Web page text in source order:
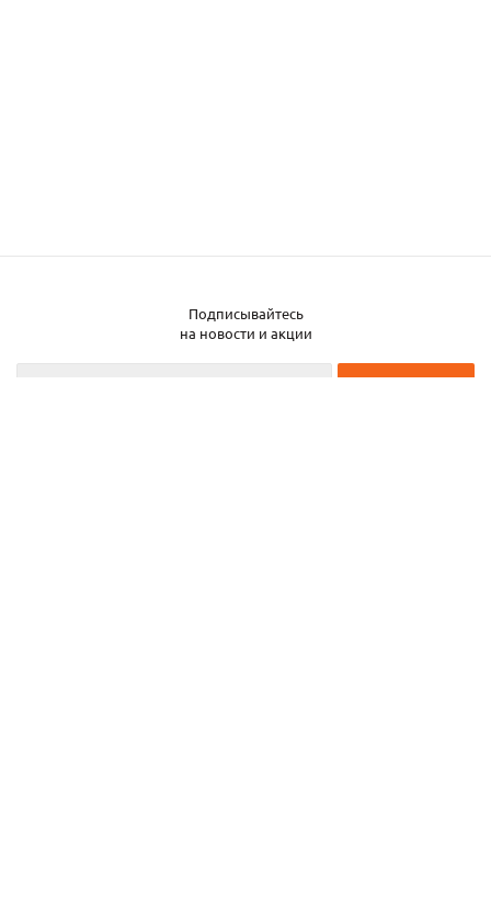
Подписывайтесь
на новости и акции